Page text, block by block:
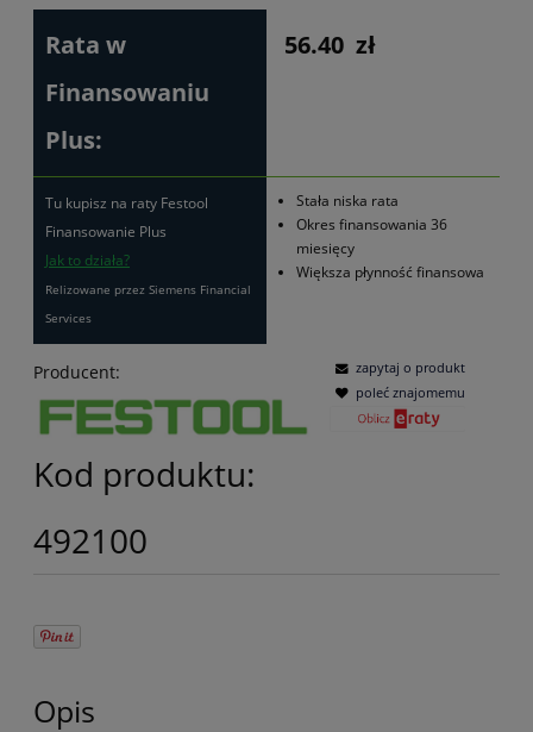
Rata w
Finansowaniu
Plus:
56.40 zł
Tu kupisz na raty Festool
Finansowanie Plus
Jak to działa?
Relizowane przez Siemens Financial
Services
Stała niska rata
Okres finansowania 36
miesięcy
Większa płynność finansowa
Producent:
Kod produktu:
492100
zapytaj o produkt
poleć znajomemu
Opis